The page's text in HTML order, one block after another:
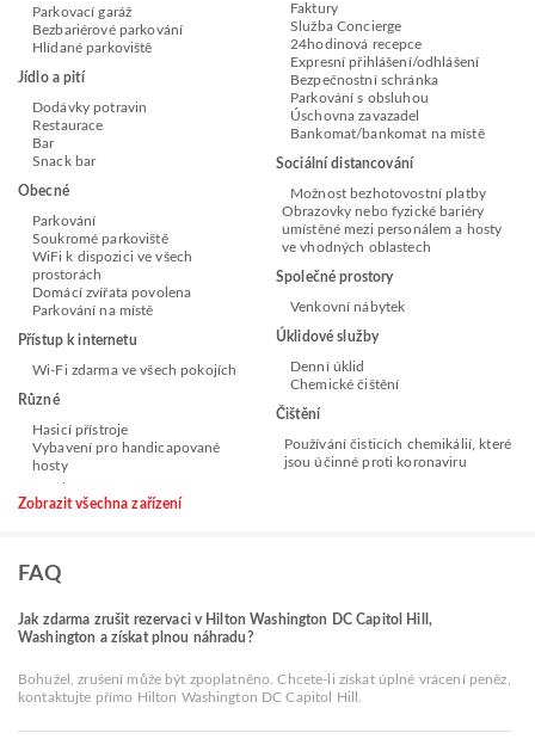
Parkovací garáž
Bezbariérové parkování
Hlídané parkoviště
Jídlo a pití
Dodávky potravin
Restaurace
Bar
Snack bar
Obecné
Parkování
Soukromé parkoviště
WiFi k dispozici ve všech
prostorách
Domácí zvířata povolena
Parkování na místě
Přístup k internetu
Wi-Fi zdarma ve všech pokojích
Různé
Hasicí přístroje
Vybavení pro handicapované
hosty
Faktury
Služba Concierge
24hodinová recepce
Expresní přihlášení/odhlášení
Bezpečnostní schránka
Parkování s obsluhou
Úschovna zavazadel
Bankomat/bankomat na místě
Sociální distancování
Možnost bezhotovostní platby
Obrazovky nebo fyzické bariéry
umístěné mezi personálem a hosty
ve vhodných oblastech
Společné prostory
Venkovní nábytek
Úklidové služby
Denní úklid
Chemické čištění
Čištění
Používání čisticích chemikálií, které
jsou účinné proti koronaviru
Zobrazit všechna zařízení
FAQ
Jak zdarma zrušit rezervaci v Hilton Washington DC Capitol Hill,
Washington a získat plnou náhradu?
Bohužel, zrušení může být zpoplatněno. Chcete-li získat úplné vrácení peněz,
kontaktujte přímo Hilton Washington DC Capitol Hill.